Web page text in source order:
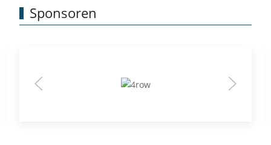
Sponsoren